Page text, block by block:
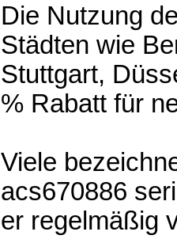
Die Nutzung
Städten wie
Stuttgart,
% Rabatt für
Viele
acs670886
er regelmäßig